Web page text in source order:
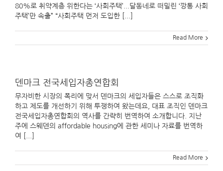
80%로 취약계층 위한다는 ‘사회주택’...달동네로 떠밀린 ‘깡통 사회
주택’만 속출” “사회주택 먼저 도입한 [...]
Read More
덴마크 전국세입자총연합회
무자비한 시장의 폭리에 맞서 덴마크의 세입자들은 스스로 조직화
하고 제도를 개선하기 위해 투쟁하여 왔는데요, 대표 조직인 덴마크
전국세입자총연합회의 역사를 간략히 번역하여 소개합니다. 지난
주에 스웨덴의 affordable housing에 관한 세미나 자료를 번역하
여 [...]
Read More